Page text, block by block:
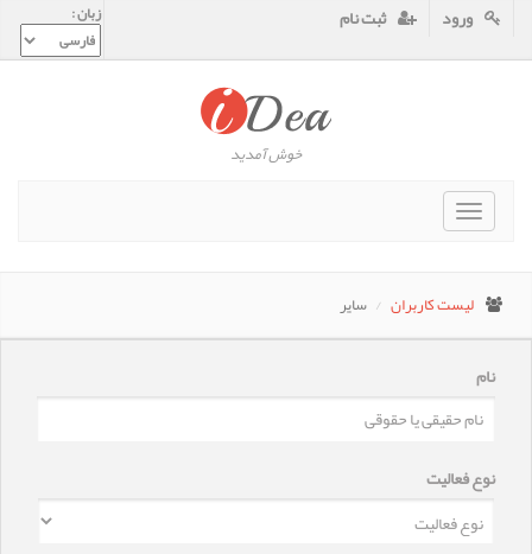
زبان : ورود ثبت نام
خوش آمدید
Toggle
لیست کاربران سایر
نام
نوع فعالیت